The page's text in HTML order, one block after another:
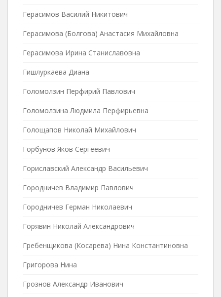
Герасимов Василий Никитович
Герасимова (Болгова) Анастасия Михайловна
Герасимова Ирина Станиславовна
Гишлуркаева Диана
Голомолзин Перфирий Павлович
Голомолзина Людмила Перфирьевна
Голощапов Николай Михайлович
Горбунов Яков Сергеевич
Гориславский Александр Васильевич
Городничев Владимир Павлович
Городничев Герман Николаевич
Горявин Николай Александрович
Гребенщикова (Косарева) Нина Константиновна
Григорова Нина
Грознов Александр Иванович